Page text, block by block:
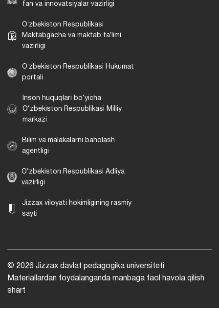
fan va innovatsiyalar vazirligi
Oʻzbekiston Respublikasi
Maktabgacha va maktab taʼlimi
vazirligi
Oʻzbekiston Respublikasi Hukumat
portali
Inson huquqlari bo‘yicha
O‘zbekiston Respublikasi Milliy
markazi
Bilim va malakalarni baholash
agentligi
O‘zbekiston Respublikasi Adliya
vazirligi
Jizzax viloyati hokimligining rasmiy
sayti
© 2026 Jizzax davlat pedagogika universiteti
Materiallardan foydalanganda manbaga faol havola qilish
shart